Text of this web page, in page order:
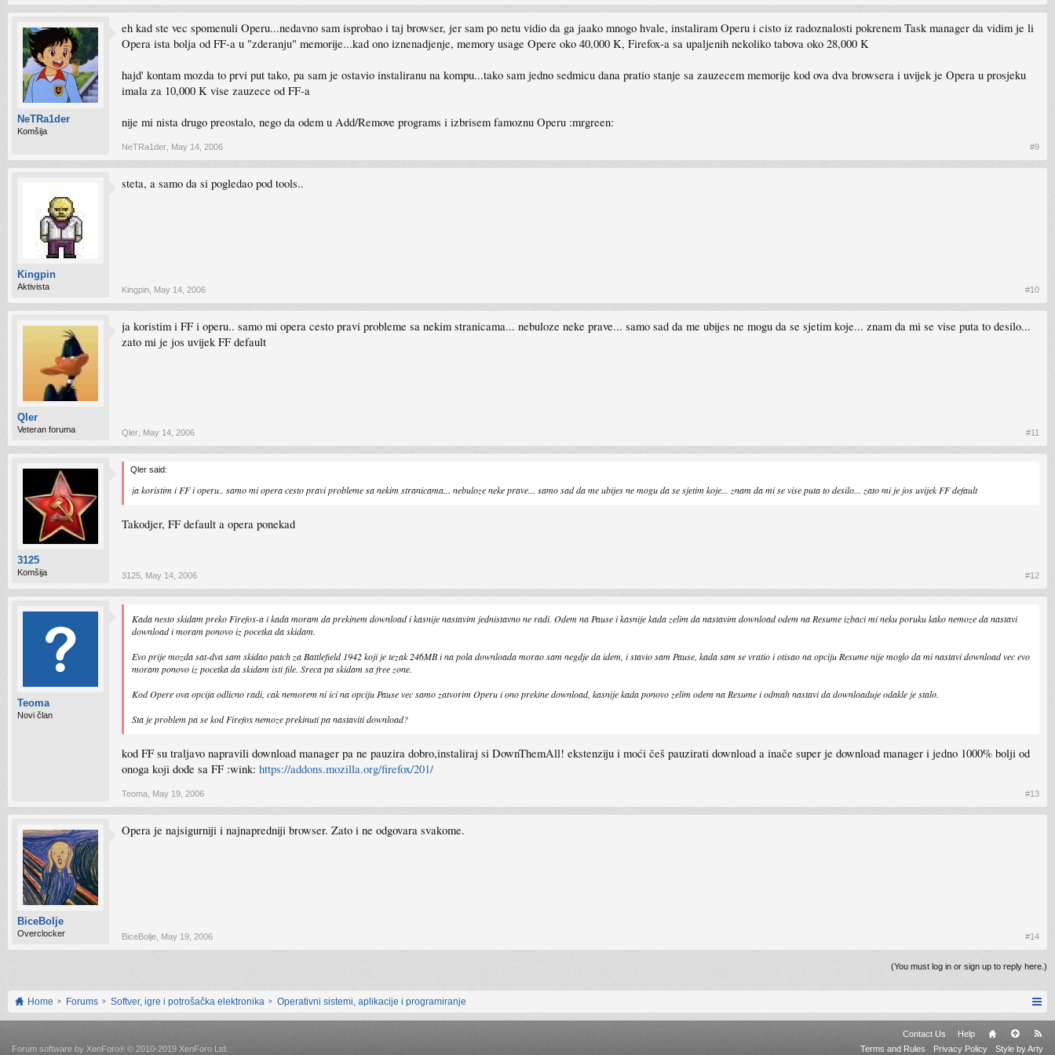
NeTRa1der
Komšija
eh kad ste vec spomenuli Operu...nedavno sam isprobao i taj browser, jer sam po netu vidio da ga jaako mnogo hvale, instaliram Operu i cisto iz radoznalosti pokrenem Task manager da vidim je li
Opera ista bolja od FF-a u "zderanju" memorije...kad ono iznenadjenje, memory usage Opere oko 40,000 K, Firefox-a sa upaljenih nekoliko tabova oko 28,000 K
hajd' kontam mozda to prvi put tako, pa sam je ostavio instaliranu na kompu...tako sam jedno sedmicu dana pratio stanje sa zauzecem memorije kod ova dva browsera i uvijek je Opera u prosjeku
imala za 10,000 K vise zauzece od FF-a
nije mi nista drugo preostalo, nego da odem u Add/Remove programs i izbrisem famoznu Operu :mrgreen:
NeTRa1der May 14, 2006 #9
Kingpin
Aktivista
steta, a samo da si pogledao pod tools..
Kingpin May 14, 2006 #10
Qler
Veteran foruma
ja koristim i FF i operu.. samo mi opera cesto pravi probleme sa nekim stranicama... nebuloze neke prave... samo sad da me ubijes ne mogu da se sjetim koje... znam da mi se vise puta to desilo...
zato mi je jos uvijek FF default
Qler May 14, 2006 #11
3125
Komšija
Qler said:
ja koristim i FF i operu.. samo mi opera cesto pravi probleme sa nekim stranicama... nebuloze neke prave... samo sad da me ubijes ne mogu da se sjetim koje... znam da mi se vise puta to desilo... zato mi je jos uvijek FF default
Takodjer, FF default a opera ponekad
3125 May 14, 2006 #12
Teoma
Novi član
Kada nesto skidam preko Firefox-a i kada moram da prekinem download i kasnije nastavim jednistavno ne radi. Odem na Pause i kasnije kada zelim da nastavim download odem na Resume izbaci mi neku poruku kako nemoze da nastavi
download i moram ponovo iz pocetka da skidam.
Evo prije mozda sat-dva sam skidao patch za Battlefield 1942 koji je tezak 246MB i na pola downloada morao sam negdje da idem, i stavio sam Pause, kada sam se vratio i otisao na opciju Resume nije moglo da mi nastavi download vec evo
moram ponovo iz pocetka da skidam isti file. Sreca pa skidam sa free zone.
Kod Opere ova opcija odlicno radi, cak nemorem ni ici na opciju Pause vec samo zatvorim Operu i ono prekine download, kasnije kada ponovo zelim odem na Resume i odmah nastavi da downloaduje odakle je stalo.
Sta je problem pa se kod Firefox nemoze prekinuti pa nastaviti download?
kod FF su traljavo napravili download manager pa ne pauzira dobro,instaliraj si DownThemAll! ekstenziju i moći češ pauzirati download a inače super je download manager i jedno 1000% bolji od
onoga koji dođe sa FF :wink: https://addons.mozilla.org/firefox/201/
Teoma May 19, 2006 #13
BiceBolje
Overclocker
Opera je najsigurniji i najnapredniji browser. Zato i ne odgovara svakome.
BiceBolje May 19, 2006 #14
(You must log in or sign up to reply here.)
Home Forums Softver, igre i potrošačka elektronika Operativni sistemi, aplikacije i programiranje
Contact Us
Help
Terms and Rules
Privacy Policy Style by Arty
Forum software by XenForo® © 2010-2019 XenForo Ltd.